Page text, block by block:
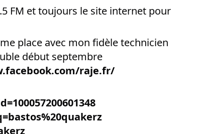
FM et toujours le site internet pour
place avec mon fidèle technicien
début septembre
raje.fr/